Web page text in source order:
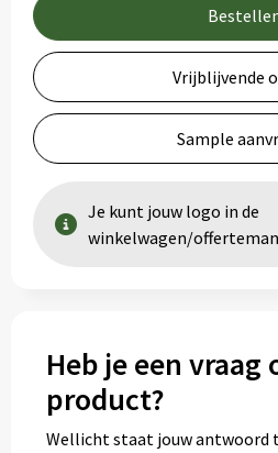
Vrijblijvende
Sample
Je kunt jouw logo in de
winkelwagen/
Heb je een vraag
product?
Wellicht staat jouw antwoord